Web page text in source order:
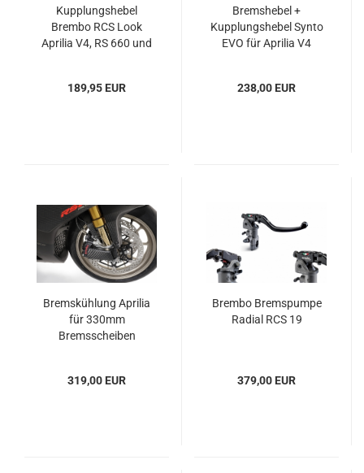
Kupplungshebel
Brembo RCS Look
Aprilia V4, RS 660 und
189,95 EUR
Bremshebel +
Kupplungshebel Synto
EVO für Aprilia V4
238,00 EUR
Bremskühlung Aprilia
für 330mm
Bremsscheiben
319,00 EUR
Brembo Bremspumpe
Radial RCS 19
379,00 EUR